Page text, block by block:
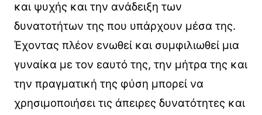
και ψυχής και την ανάδειξη των
δυνατοτήτων της που υπάρχουν μέσα της.
Έχοντας πλέον ενωθεί και συμφιλιωθεί μια
γυναίκα με τον εαυτό της, την μήτρα της και
την πραγματική της φύση μπορεί να
χρησιμοποιήσει τις άπειρες δυνατότητες και